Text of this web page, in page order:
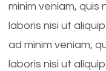
minim veniam,
laboris nisi ut
ad minim veniam,
laboris nisi ut